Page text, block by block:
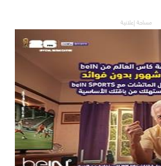
مساحة إعلانية